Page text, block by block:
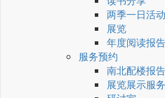
两季一日活动
展览
年度阅读报告
服务预约
南北配楼报
展览展示服务